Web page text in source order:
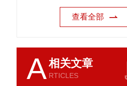
查看全部
A相关文章
RTICLES